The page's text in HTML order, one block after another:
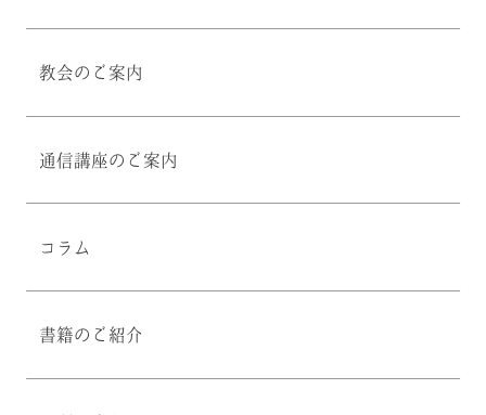
教会のご案内
通信講座のご案内
コラム
書籍のご紹介